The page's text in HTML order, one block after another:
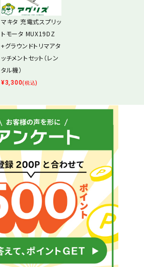
マキタ 充電式スプリッ
トモータ MUX19DZ
+グラウンドトリマアタ
ッチメントセット（レン
タル機）
¥3,300(税込)